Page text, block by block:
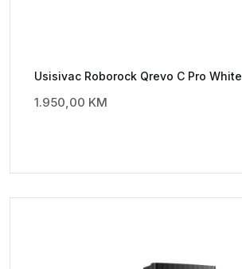
Usisivac Roborock Qrevo C Pro White
1.950,00 KM